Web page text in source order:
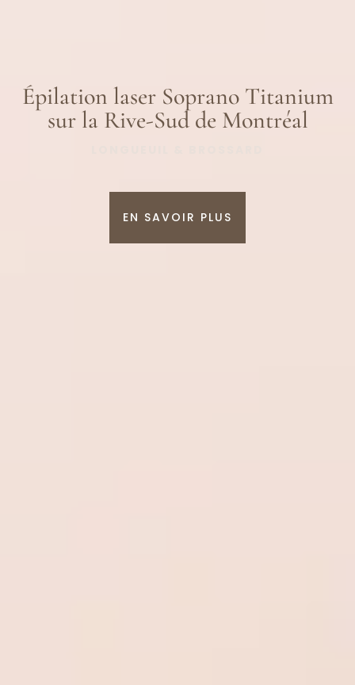
Épilation laser Soprano Titanium
sur la Rive-Sud de Montréal
EN SAVOIR PLUS